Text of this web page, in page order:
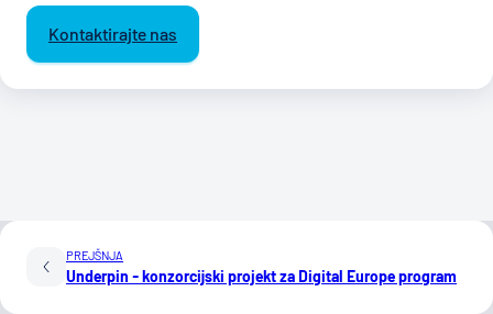
Kontaktirajte nas
PREJŠNJA
Underpin - konzorcijski projekt za Digital Europe program